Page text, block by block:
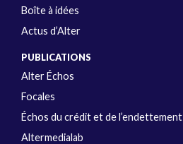
Boîte à idées
Actus d’Alter
PUBLICATIONS
Alter Échos
Focales
Échos du crédit et de l’endettement
Altermedialab